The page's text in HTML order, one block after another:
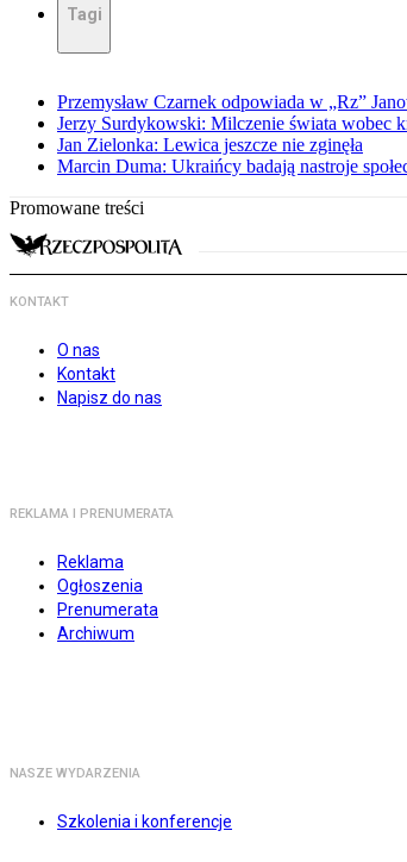
Tagi
Przemysław Czarnek odpowiada w „Rz”
Jerzy Surdykowski: Milczenie świata wobec
Jan Zielonka: Lewica jeszcze nie zginęła
Marcin Duma: Ukraińcy badają nastroje
Promowane treści
KONTAKT
O nas
Kontakt
Napisz do nas
REKLAMA I PRENUMERATA
Reklama
Ogłoszenia
Prenumerata
Archiwum
NASZE WYDARZENIA
Szkolenia i konferencje